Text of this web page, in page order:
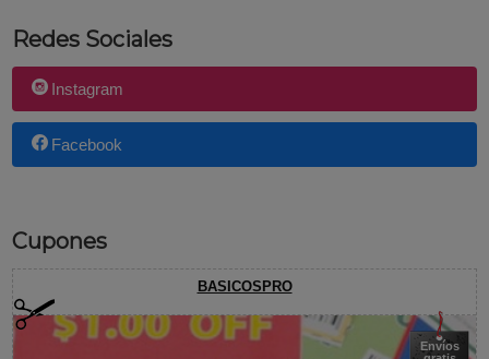
Redes Sociales
Instagram
Facebook
Cupones
BASICOSPRO
Envíos